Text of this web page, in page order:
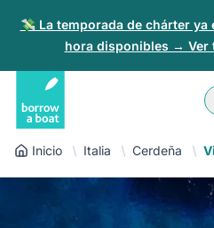
💸 La temporada de chárter
hora disponibles → Ver
Iniciar sesión
Regístrate
Para partners
Złoty
Inicio Italia Cerdeña